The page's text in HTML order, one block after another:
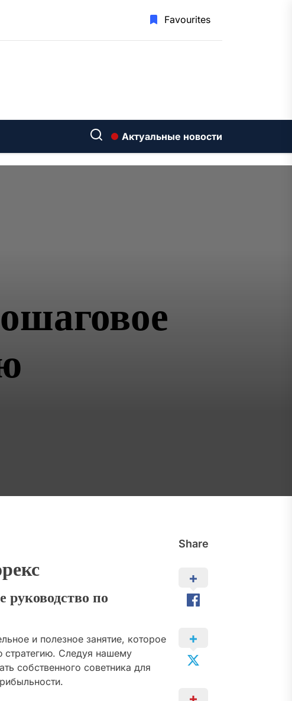
Favourites
Актуальные новости
Share
руководство по
и полезное занятие, которое
стратегию. Следуя нашему
собственного советника для